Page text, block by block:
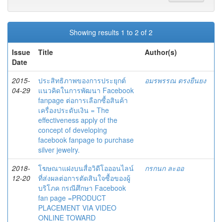
Showing results 1 to 2 of 2
Issue
Date
Title Author(s)
2015-
04-29
ประสิทธิภาพของการประยุกต์
แนวคิดในการพัฒนา Facebook
fanpage ต่อการเลือกซื้อสินค้า
เครื่องประดับเงิน = The
effectiveness apply of the
concept of developing
facebook fanpage to purchase
silver jewelry.
อมรพรรณ ตรงยืนยง
2018-
12-20
โฆษณาแฝงบนสื่อวิดีโอออนไลน์
ที่ส่งผลต่อการตัดสินใจซื้อของผู้
บริโภค กรณีศึกษา Facebook
fan page =PRODUCT
PLACEMENT VIA VIDEO
ONLINE TOWARD
กรกนก ละออ